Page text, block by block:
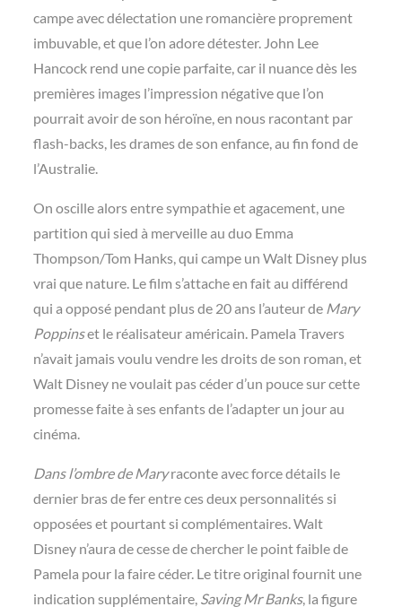
campe avec délectation une romancière proprement
imbuvable, et que l’on adore détester. John Lee
Hancock rend une copie parfaite, car il nuance dès les
premières images l’impression négative que l’on
pourrait avoir de son héroïne, en nous racontant par
flash-backs, les drames de son enfance, au fin fond de
l’Australie.
On oscille alors entre sympathie et agacement, une
partition qui sied à merveille au duo Emma
Thompson/Tom Hanks, qui campe un Walt Disney plus
vrai que nature. Le film s’attache en fait au différend
qui a opposé pendant plus de 20 ans l’auteur de Mary
Poppinset le réalisateur américain. Pamela Travers
n’avait jamais voulu vendre les droits de son roman, et
Walt Disney ne voulait pas céder d’un pouce sur cette
promesse faite à ses enfants de l’adapter un jour au
cinéma.
Dans l’ombre de Maryraconte avec force détails le
dernier bras de fer entre ces deux personnalités si
opposées et pourtant si complémentaires. Walt
Disney n’aura de cesse de chercher le point faible de
Pamela pour la faire céder. Le titre original fournit une
indication supplémentaire, Saving Mr Banks, la figure